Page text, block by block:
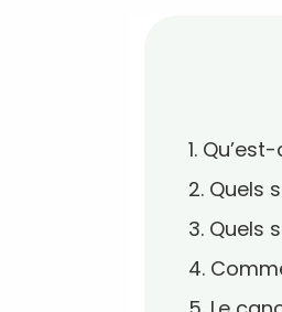
1.
2. Quels
3. Quels
4.